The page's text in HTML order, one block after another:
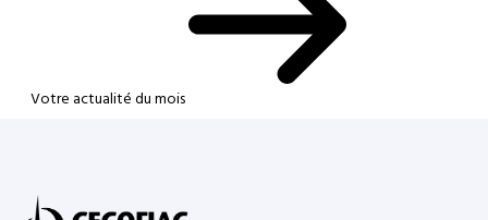
Votre actualité du mois